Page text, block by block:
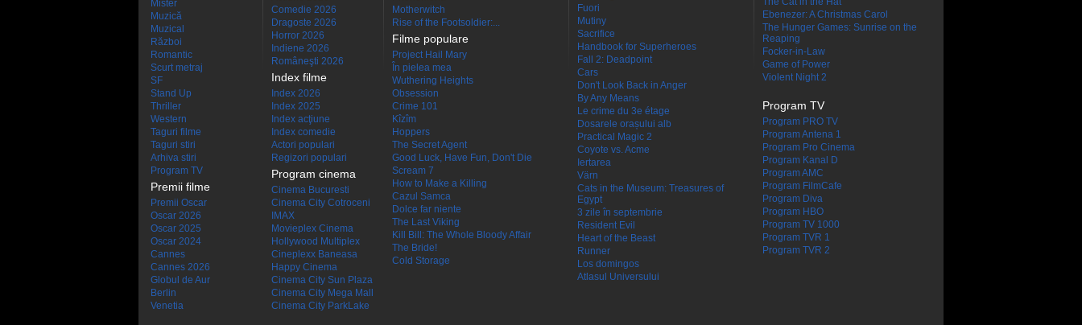
Mister
Muzică
Muzical
Război
Romantic
Scurt metraj
SF
Stand Up
Thriller
Western
Taguri filme
Taguri stiri
Arhiva stiri
Program TV
Premii filme
Premii Oscar
Oscar 2026
Oscar 2025
Oscar 2024
Cannes
Cannes 2026
Globul de Aur
Berlin
Venetia
Comedie 2026
Dragoste 2026
Horror 2026
Indiene 2026
Româneşti 2026
Index filme
Index 2026
Index 2025
Index acţiune
Index comedie
Actori populari
Regizori populari
Program cinema
Cinema Bucuresti
Cinema City Cotroceni
IMAX
Movieplex Cinema
Hollywood Multiplex
Cineplexx Baneasa
Happy Cinema
Cinema City Sun Plaza
Cinema City Mega Mall
Cinema City ParkLake
Motherwitch
Rise of the Footsoldier:...
Filme populare
Project Hail Mary
În pielea mea
Wuthering Heights
Obsession
Crime 101
Kîzîm
Hoppers
The Secret Agent
Good Luck, Have Fun, Don't Die
Scream 7
How to Make a Killing
Cazul Samca
Dolce far niente
The Last Viking
Kill Bill: The Whole Bloody Affair
The Bride!
Cold Storage
Fuori
Mutiny
Sacrifice
Handbook for Superheroes
Fall 2: Deadpoint
Cars
Don't Look Back in Anger
By Any Means
Le crime du 3e étage
Dosarele orașului alb
Practical Magic 2
Coyote vs. Acme
Iertarea
Värn
Cats in the Museum: Treasures of
Egypt
3 zile în septembrie
Resident Evil
Heart of the Beast
Runner
Los domingos
Atlasul Universului
Ebenezer: A Christmas Carol
The Hunger Games: Sunrise on the
Reaping
Focker-in-Law
Game of Power
Violent Night 2
Program TV
Program PRO TV
Program Antena 1
Program Pro Cinema
Program Kanal D
Program AMC
Program FilmCafe
Program Diva
Program HBO
Program TV 1000
Program TVR 1
Program TVR 2